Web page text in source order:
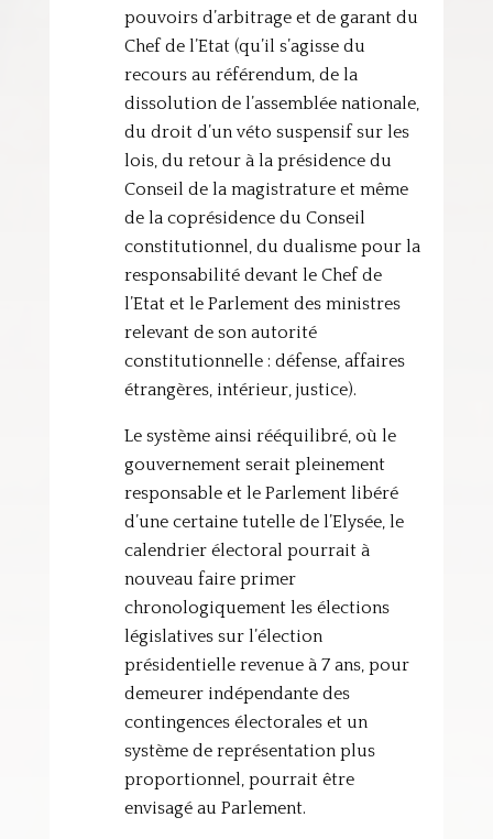
pouvoirs d’arbitrage et de garant du
Chef de l’Etat (qu’il s’agisse du
recours au référendum, de la
dissolution de l’assemblée nationale,
du droit d’un véto suspensif sur les
lois, du retour à la présidence du
Conseil de la magistrature et même
de la coprésidence du Conseil
constitutionnel, du dualisme pour la
responsabilité devant le Chef de
l’Etat et le Parlement des ministres
relevant de son autorité
constitutionnelle : défense, affaires
étrangères, intérieur, justice).
Le système ainsi rééquilibré, où le
gouvernement serait pleinement
responsable et le Parlement libéré
d’une certaine tutelle de l’Elysée, le
calendrier électoral pourrait à
nouveau faire primer
chronologiquement les élections
législatives sur l’élection
présidentielle revenue à 7 ans, pour
demeurer indépendante des
contingences électorales et un
système de représentation plus
proportionnel, pourrait être
envisagé au Parlement.